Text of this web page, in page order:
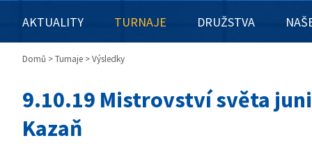
AKTUALITY TURNAJE DRUŽSTVA
Domů >Turnaje > Výsledky
9.10.19 Mistrovství světa
Kazaň